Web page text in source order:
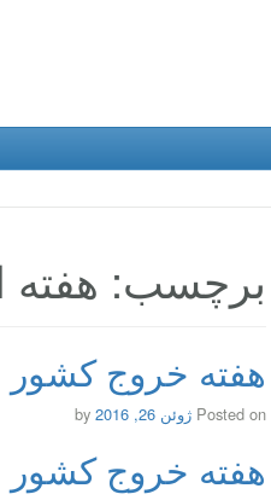
برچسب: هفته
هفته خروج کشور
Posted on ژوئن 26, 2016 by
هفته خروج کشور